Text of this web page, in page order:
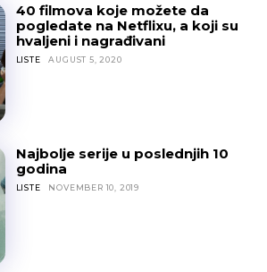
40 filmova koje možete da
pogledate na Netflixu, a koji su
hvaljeni i nagrađivani
LISTE AUGUST 5, 2020
Najbolje serije u poslednjih 10
godina
LISTE NOVEMBER 10, 2019